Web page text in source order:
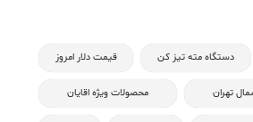
دستگاه مته تیز کن قیمت دلار امروز
تهران محصولات ویژه اقایان